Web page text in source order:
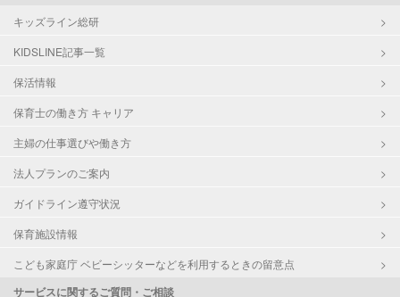
キッズライン総研
KIDSLINE記事一覧
保活情報
保育士の働き方 キャリア
主婦の仕事選びや働き方
法人プランのご案内
ガイドライン遵守状況
保育施設情報
こども家庭庁 ベビーシッターなどを利用するときの留意点
サービスに関するご質問・ご相談